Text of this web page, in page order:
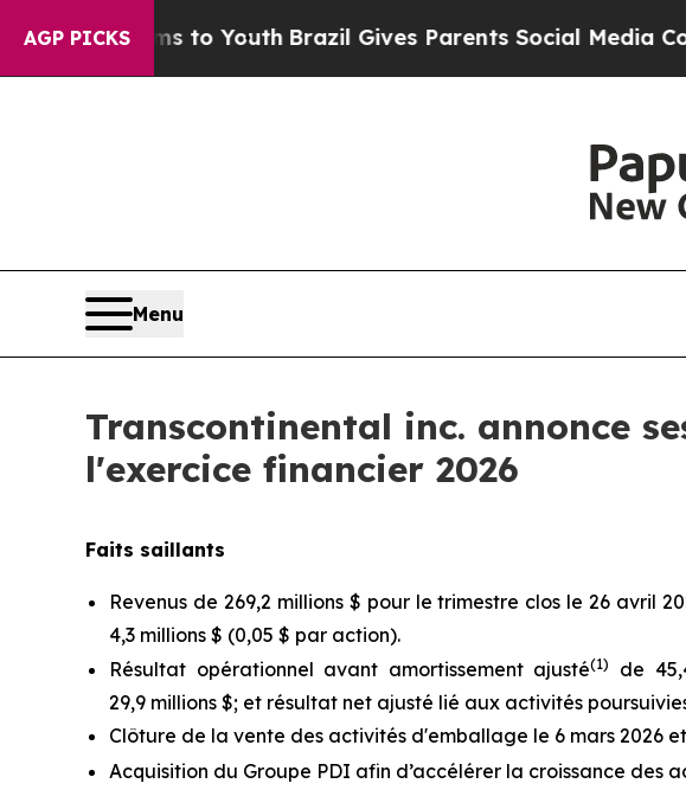
AGP PICKS
to Youth Brazil Gives Parents Social Media Controls for
Menu
Transcontinental inc. annonce
l'exercice financier 2026
Faits saillants
Revenus de 269,2 millions $ pour le trimestre clos le 26 avril
4,3 millions $ (0,05 $ par action).
Résultat opérationnel avant amortissement ajusté(1) de
29,9 millions $; et résultat net ajusté lié aux activités
Clôture de la vente des activités d'emballage le 6 mars 2026
Acquisition du Groupe PDI afin d’accélérer la croissance des